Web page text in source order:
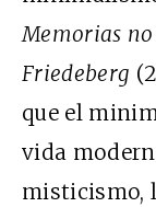
Memorias
Friedeberg
que el
vida
misticismo,